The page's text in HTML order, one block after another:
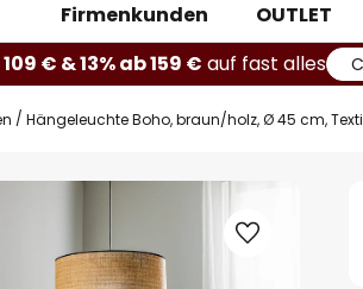
Firmenkunden
OUTLET
€ & 13% ab 159 € auf fast alles
Hängeleuchte Boho, braun/holz, Ø 45 cm,